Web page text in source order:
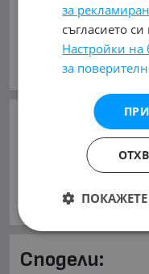
обл. Пловдив, с.
В
Добави в
Копирай линка
Съобщи за
Сподели:
за
съгласието
Настройки на
за